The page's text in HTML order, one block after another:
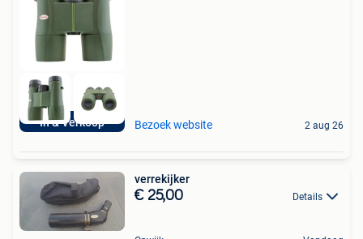
In & Verkoop Bezoek website 2 aug 26
verrekijker
€ 25,00 Details